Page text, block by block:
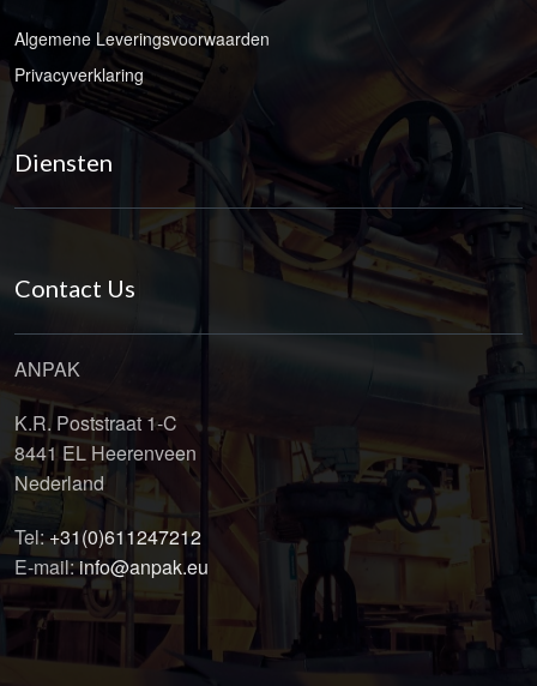
Algemene Leveringsvoorwaarden
Privacyverklaring
Diensten
Contact Us
ANPAK
K.R. Poststraat 1-C
8441 EL Heerenveen
Nederland
Tel:+31(0)611247212
E-mail:info@anpak.eu